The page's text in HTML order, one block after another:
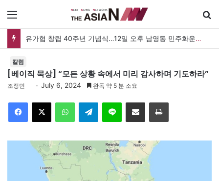
유가협 창립 40주년 기념식…12일 오후 남영동 민주화운동기념관
칼럼
[베이직 묵상] “모든 상황 속에서 미리 감사하며 기도하라”
조정민 July 6, 2024 완독 약 5 분 소요
Telegram 이메일